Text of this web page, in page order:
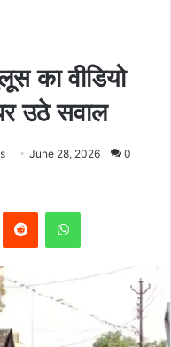
का वीडियो
उठे सवाल
June 28, 2026 0
Reddit WhatsApp